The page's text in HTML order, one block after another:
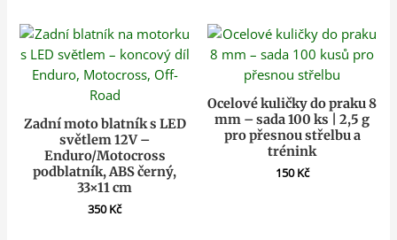
Zadní moto blatník s LED
světlem 12V –
Enduro/Motocross
podblatník, ABS černý,
33×11 cm
350Kč
Ocelové kuličky do praku 8
mm – sada 100 ks | 2,5 g
pro přesnou střelbu a
trénink
150Kč